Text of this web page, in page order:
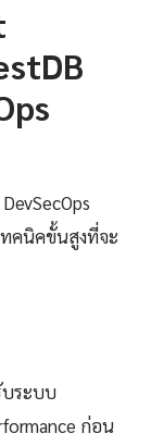
คนิคขั้นสูงที่จะ
ระบบ
ก่อน